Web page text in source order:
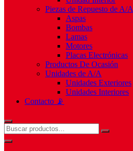
Piezas de Repuesto de A/A
Aspas
Bombas
Lamas
Motores
Placas Electrónicas
Productos De Ocasión
Unidades de A/A
Unidades Exteriores
Unidades Interiores
Contacto 📡